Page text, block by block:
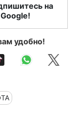
на
удобно!